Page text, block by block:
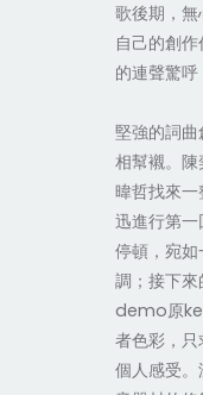
歌後期，
自己的創
的連聲驚呼
堅強的詞
相幫襯。
暐哲找來
迅進行第
停頓，宛
調；接下
demo原
者色彩，
個人感受